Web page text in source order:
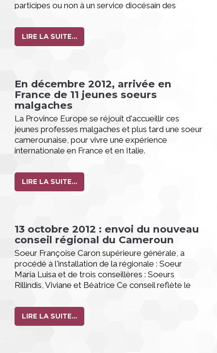
participes ou non à un service diocésain des
approfondir l'appel que tu entends. Tu es invitée à
un week-end à l'écoute de l'Esprit du 14 au 16 juin
2013 en ile de France.
LIRE LA SUITE…
En décembre 2012, arrivée en
France de 11 jeunes soeurs
malgaches
La Province Europe se réjouit d'accueillir ces
jeunes professes malgaches et plus tard une soeur
camerounaise, pour vivre une expérience
internationale en France et en Italie.
LIRE LA SUITE…
13 octobre 2012 : envoi du nouveau
conseil régional du Cameroun
Soeur Françoise Caron supérieure générale, a
procédé à l'installation de la régionale : Soeur
Maria Luisa et de trois conseillères : Soeurs
Rillindis, Viviane et Béatrice Ce conseil reflète le
Chilienne, 2 Malgaches et 1 Camerounaise.
LIRE LA SUITE…